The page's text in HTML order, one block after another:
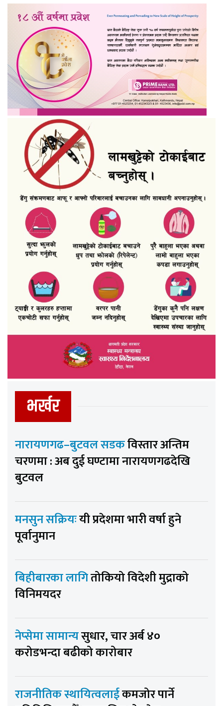
भर्खर
नारायणगढ–बुटवल सडकविस्तार अन्तिम
चरणमा : अब दुई घण्टामा नारायणगढदेखि
बुटवल
मनसुन सक्रियःयी प्रदेशमा भारी वर्षा हुने
पूर्वानुमान
बिहीबारका लागितोकियो विदेशी मुद्राको
विनिमयदर
नेप्सेमा सामान्यसुधार, चार अर्ब ४०
करोडभन्दा बढीको कारोबार
राजनीतिक स्थायित्वलाईकमजोर पार्ने